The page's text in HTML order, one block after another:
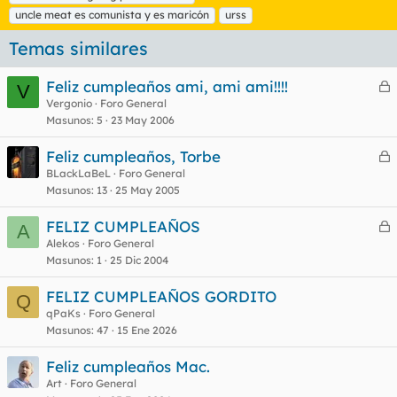
t
a
s
uncle meat es comunista y es maricón
urss
Temas similares
V
C
r
a
Feliz cumpleaños ami, ami ami!!!!
Vergonio
Foro General
Masunos 5 23 May 2006
C
r
a
Feliz cumpleaños, Torbe
BLackLaBeL
Foro General
Masunos 13 25 May 2005
A
C
r
FELIZ CUMPLEAÑOS
Alekos
Foro General
Masunos 1 25 Dic 2004
Q FELIZ CUMPLEAÑOS GORDITO
qPaKs
Foro General
Masunos 47 15 Ene 2026
Feliz cumpleaños Mac.
Art
Foro General